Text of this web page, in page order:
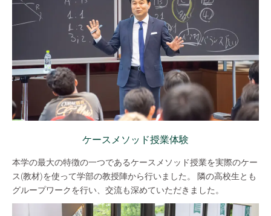
ケースメソッド授業体験
本学の最大の特徴の一つであるケースメソッド授業を実際のケー
ス(教材)を使って学部の教授陣から行いました。 隣の高校生とも
グループワークを行い、交流も深めていただきました。